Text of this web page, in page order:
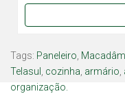
Tags: Paneleiro
Telasul
cozinha armário
organização.